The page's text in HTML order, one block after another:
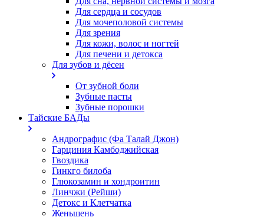
Для сердца и сосудов
Для мочеполовой системы
Для зрения
Для кожи, волос и ногтей
Для печени и детокса
Для зубов и дёсен
От зубной боли
Зубные пасты
Зубные порошки
Тайские БАДы
Андрографис (Фа Талай Джон)
Гарциния Камбоджийская
Гвоздика
Гинкго билоба
Глюкозамин и хондроитин
Линчжи (Рейши)
Детокс и Клетчатка
Женьшень